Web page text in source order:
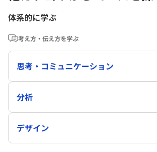
体系的に学ぶ
考え方・伝え方を学ぶ
思考・コミュニケーション
分析
デザイン